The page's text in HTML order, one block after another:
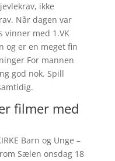
ikke
Når dagen var
vinner med 1.VK
og er en meget fin
For mannen
god nok. Spill
filmer med
Barn og Unge –
Sælen onsdag 18